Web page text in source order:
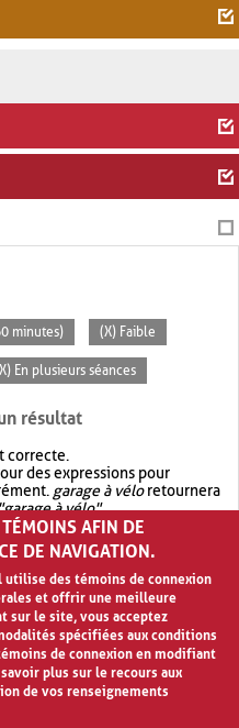
minutes) (X) Faible
En plusieurs séances
résultat
correcte.
des expressions pour
garage à véloretournera
à vélo".
avec OR.garage OR vélo
quegarage à vélo
AFIN DE
DE NAVIGATION.
utilise des témoins de connexion
et offrir une meilleure
sur le site, vous acceptez
spécifiées aux conditions
de connexion en modifiant
plus sur le recours aux
de vos renseignements